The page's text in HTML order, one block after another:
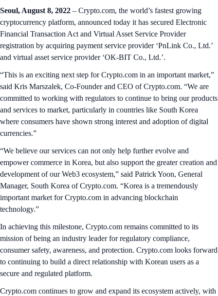
Seoul, August 8, 2022 – Crypto.com, the world’s fastest growing
cryptocurrency platform, announced today it has secured Electronic
Financial Transaction Act and Virtual Asset Service Provider
registration by acquiring payment service provider ‘PnLink Co., Ltd.’
and virtual asset service provider ‘OK-BIT Co., Ltd.’.
“This is an exciting next step for Crypto.com in an important market,”
said Kris Marszalek, Co-Founder and CEO of Crypto.com. “We are
committed to working with regulators to continue to bring our products
and services to market, particularly in countries like South Korea
where consumers have shown strong interest and adoption of digital
currencies.”
“We believe our services can not only help further evolve and
empower commerce in Korea, but also support the greater creation and
development of our Web3 ecosystem,” said Patrick Yoon, General
Manager, South Korea of Crypto.com. “Korea is a tremendously
important market for Crypto.com in advancing blockchain
technology.”
In achieving this milestone, Crypto.com remains committed to its
mission of being an industry leader for regulatory compliance,
consumer safety, awareness, and protection. Crypto.com looks forward
to continuing to build a direct relationship with Korean users as a
secure and regulated platform.
Crypto.com continues to grow and expand its ecosystem actively, with